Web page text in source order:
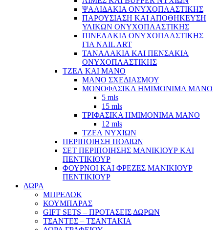
ΨΑΛΙΔΑΚΙΑ ΟΝΥΧΟΠΛΑΣΤΙΚΗΣ
ΠΑΡΟΥΣΙΑΣΗ ΚΑΙ ΑΠΟΘΗΚΕΥΣΗ
ΥΛΙΚΩΝ ΟΝΥΧΟΠΛΑΣΤΙΚΗΣ
ΠΙΝΕΛΑΚΙΑ ΟΝΥΧΟΠΛΑΣΤΙΚΗΣ
ΓΙΑ NAIL ART
ΤΑΝΑΛΑΚΙΑ ΚΑΙ ΠΕΝΣΑΚΙΑ
ΟΝΥΧΟΠΛΑΣΤΙΚΗΣ
ΤΖΕΛ ΚΑΙ ΜΑΝΟ
ΜΑΝΟ ΣΧΕΔΙΑΣΜΟΥ
ΜΟΝΟΦΑΣΙΚΑ ΗΜΙΜΟΝΙΜΑ ΜΑΝΟ
5 mls
15 mls
ΤΡΙΦΑΣΙΚΑ ΗΜΙΜΟΝΙΜΑ ΜΑΝΟ
12 mls
ΤΖΕΛ ΝΥΧΙΩΝ
ΠΕΡΙΠΟΙΗΣΗ ΠΟΔΙΩΝ
ΣΕΤ ΠΕΡΙΠΟΙΗΣΗΣ ΜΑΝΙΚΙΟΥΡ ΚΑΙ
ΠΕΝΤΙΚΙΟΥΡ
ΦΟΥΡΝΟΙ ΚΑΙ ΦΡΕΖΕΣ ΜΑΝΙΚΙΟΥΡ
ΠΕΝΤΙΚΙΟΥΡ
ΔΩΡΑ
ΜΠΡΕΛΟΚ
ΚΟΥΜΠΑΡΑΣ
GIFT SETS – ΠΡΟΤΑΣΕΙΣ ΔΩΡΩΝ
ΤΣΑΝΤΕΣ – ΤΣΑΝΤΑΚΙΑ